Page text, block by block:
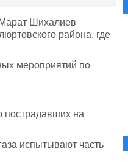
Шихалиев
района, где
мероприятий по
на
испытывают часть